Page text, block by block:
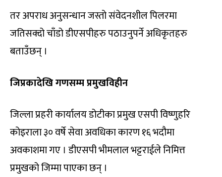
तर अपराध अनुसन्धान जस्तो संवेदनशील पिलरमा
जतिसक्दो चाँडो डीएसपीहरु पठाउनुपर्ने अधिकृतहरु
बताउँछन् ।
जिप्रकादेखि गणसम्म प्रमुखविहीन
जिल्ला प्रहरी कार्यालय डोटीका प्रमुख एसपी विष्णुहरि
कोइराला ३० वर्षे सेवा अवधिका कारण १६ भदौमा
अवकाशमा गए । डीएसपी भीमलाल भट्टराईले निमित्त
प्रमुखको जिम्मा पाएका छन् ।